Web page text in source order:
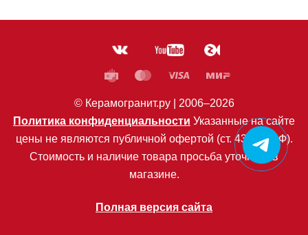
© Керамогранит.ру | 2006–2026
Политика конфиденциальности Указанные на сайте
цены не являются публичной офертой (ст. 435 ГК РФ).
Стоимость и наличие товара просьба уточнять в
магазине.
Полная версия сайта